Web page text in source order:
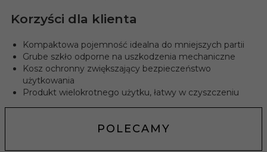
Korzyści dla klienta
Kompaktowa pojemność idealna do mniejszych partii
Grube szkło odporne na uszkodzenia mechaniczne
Kosz ochronny zwiększający bezpieczeństwo
użytkowania
Produkt wielokrotnego użytku, łatwy w czyszczeniu
POLECAMY